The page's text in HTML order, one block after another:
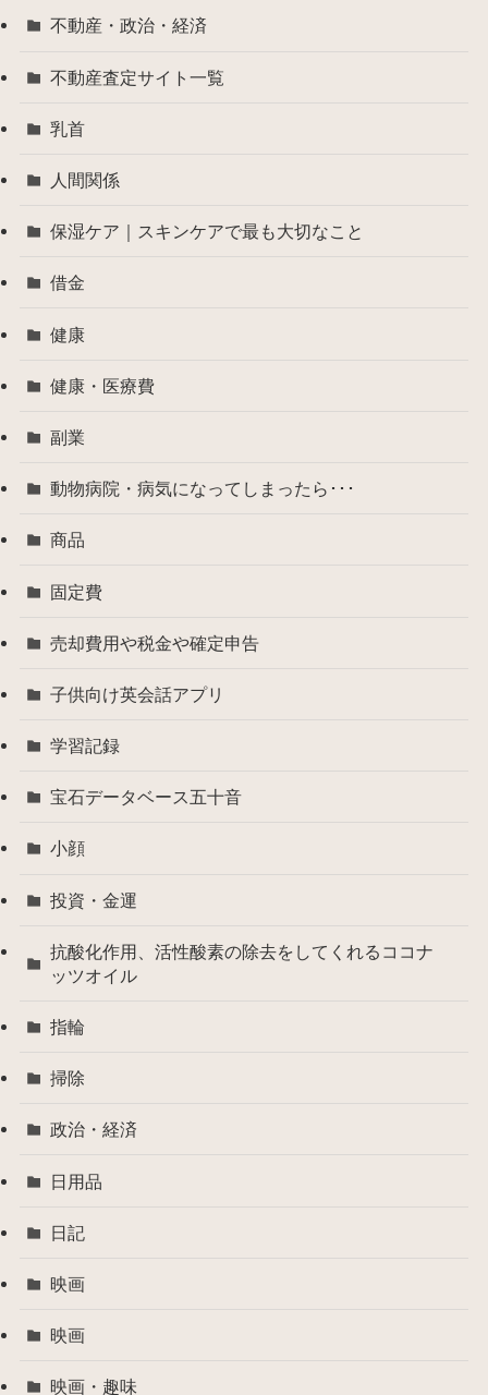
不動産・政治・経済
不動産査定サイト一覧
乳首
人間関係
保湿ケア｜スキンケアで最も大切なこと
借金
健康
健康・医療費
副業
動物病院・病気になってしまったら･･･
商品
固定費
売却費用や税金や確定申告
子供向け英会話アプリ
学習記録
宝石データベース五十音
小顔
投資・金運
抗酸化作用、活性酸素の除去をしてくれるココナ
ッツオイル
指輪
掃除
政治・経済
日用品
日記
映画
映画
映画・趣味